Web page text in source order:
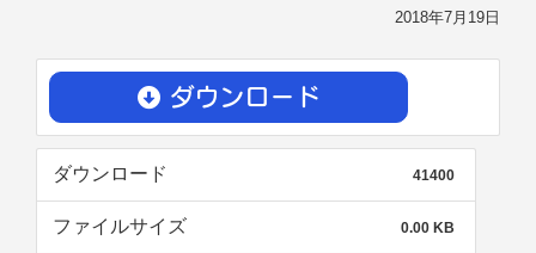
2018年7月19日
ダウンロード
ダウンロード 41400
ファイルサイズ 0.00 KB